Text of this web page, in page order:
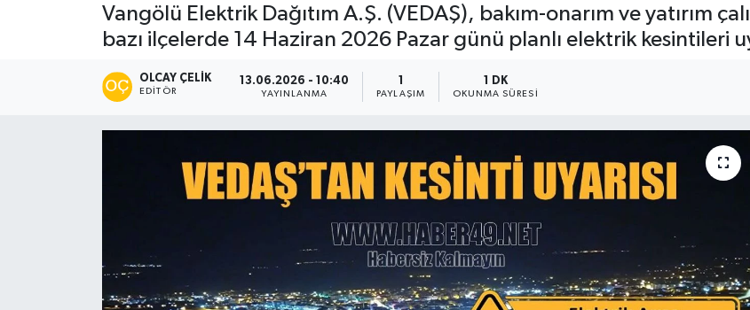
Vangölü Elektrik Dağıtım A.Ş. (VEDAŞ), bakım-onarım ve yatırım
bazı ilçelerde 14 Haziran 2026 Pazar günü planlı elektrik kesintileri
OLCAY ÇELIK
EDITÖR
13.06.2026 - 10:40
YAYINLANMA
1
PAYLAŞIM
1 DK
OKUNMA SÜRESI
Gündem
Kültür Sanat
Tüm Manşetler
Son Dakika Haberleri
Haber Arşivi